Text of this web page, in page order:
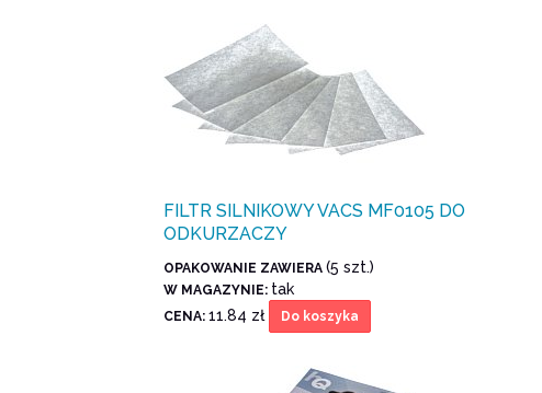
FILTR SILNIKOWY VACS MF0105 DO
ODKURZACZY
OPAKOWANIE ZAWIERA(5 szt.)
W MAGAZYNIE: tak
CENA:11.84 zł Do koszyka